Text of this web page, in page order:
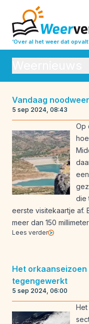
‘Over al het weer dat
Weeranalyse
Weeroverzichten
Weerverleden
Vandaag
5 sep 2024, 08:43
Op
die
eerste visitekaartje af.
meer dan 150
Lees verder
Het
tegengewerkt
5 sep 2024, 06:00